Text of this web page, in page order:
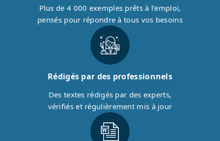
Plus de 4 000 exemples prêts à l’emploi,
pensés pour répondre à tous vos besoins
Rédigés par des professionnels
Des textes rédigés par des experts,
vérifiés et régulièrement mis à jour